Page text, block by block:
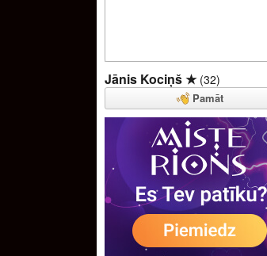
Jānis Kociņš ★ (32)
Pamāt